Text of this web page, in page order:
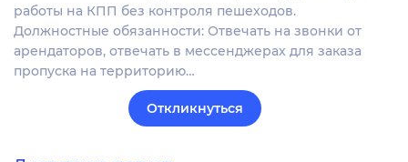
работы на КПП без контроля пешеходов.
Должностные обязанности: Отвечать на звонки от
арендаторов, отвечать в мессенджерах для заказа
пропуска на территорию…
Откликнуться